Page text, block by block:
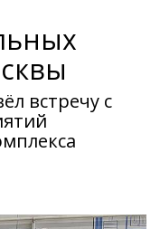
встречу с